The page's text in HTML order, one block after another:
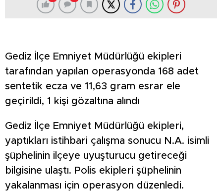
Gediz İlçe Emniyet Müdürlüğü ekipleri
tarafından yapılan operasyonda 168 adet
sentetik ecza ve 11,63 gram esrar ele
geçirildi, 1 kişi gözaltına alındı
Gediz İlçe Emniyet Müdürlüğü ekipleri,
yaptıkları istihbari çalışma sonucu N.A. isimli
şüphelinin ilçeye uyuşturucu getireceği
bilgisine ulaştı. Polis ekipleri şüphelinin
yakalanması için operasyon düzenledi.